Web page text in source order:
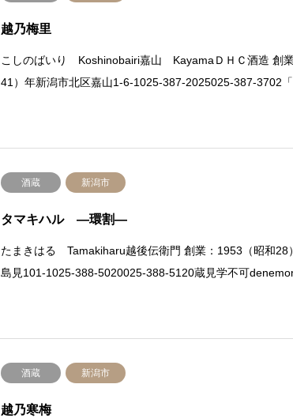
越乃梅里
こしのばいり Koshinobairi嘉山 KayamaＤＨＣ酒造 創
41）年新潟市北区嘉山1-6-1025-387-2025025-387-3702
酒蔵 新潟市
タマキハル —環割—
たまきはる Tamakiharu越後伝衛門 創業：1953（昭和28
島見101-1025-388-5020025-388-5120蔵見学不可
酒蔵 新潟市
越乃寒梅